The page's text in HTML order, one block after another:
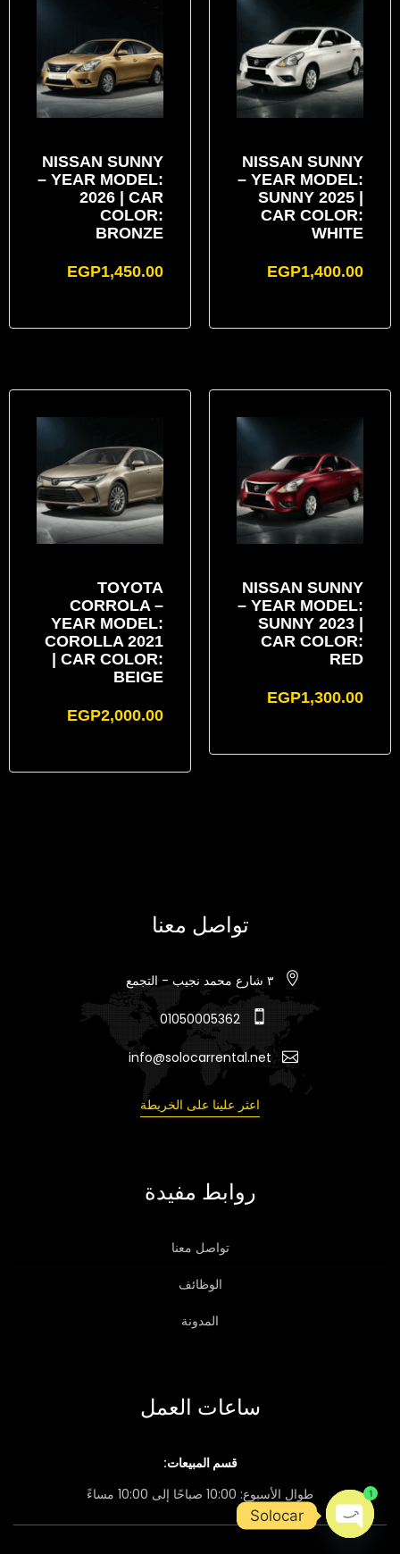
NISSAN SUNNY
– YEAR MODEL:
SUNNY 2025 |
CAR COLOR:
WHITE
EGP1,400.00
NISSAN SUNNY
– YEAR MODEL:
2026 | CAR
COLOR:
BRONZE
EGP1,450.00
NISSAN SUNNY
– YEAR MODEL:
SUNNY 2023 |
CAR COLOR:
RED
EGP1,300.00
TOYOTA
CORROLA –
YEAR MODEL:
COROLLA 2021
| CAR COLOR:
BEIGE
EGP2,000.00
تواصل معنا
٣ شارع محمد نجيب - التجمع
01050005362
info@solocarrental.net
اعثر علينا على الخريطة
روابط مفيدة
تواصل معنا
الوظائف
المدونة
ساعات العمل
قسم المبيعات:
طوال الأسبوع: 10:00 صباحًا إلى 10:00 مساءً
Solocar
1